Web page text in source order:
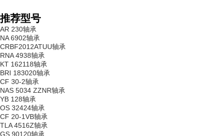
推荐型号
AR 230轴承
NA 6902轴承
CRBF2012ATUU轴承
RNA 4938轴承
KT 162118轴承
BRI 183020轴承
CF 30-2轴承
NAS 5034 ZZNR轴承
YB 128轴承
OS 32424轴承
CF 20-1VB轴承
TLA 4516Z轴承
GS 90120轴承